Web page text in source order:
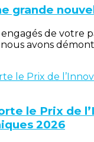
grande
de votre
avons
le Prix de
2026